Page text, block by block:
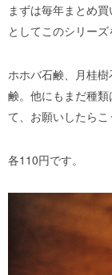
まずは毎年まとめ
としてこのシリーズ
ホホバ石鹸、月桂
鹸。他にもまだ種
て、お願いしたらこ
各110円です。